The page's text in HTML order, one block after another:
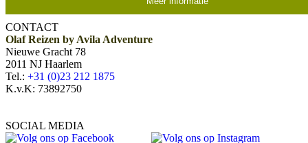
CONTACT
Olaf Reizen by Avila Adventure
Nieuwe Gracht 78
2011 NJ Haarlem
Tel.: +31 (0)23 212 1875
K.v.K: 73892750
SOCIAL MEDIA